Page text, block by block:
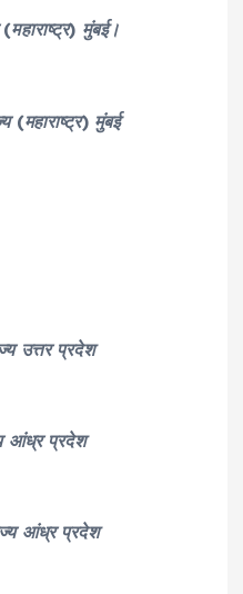
मुंबई।
(महाराष्ट्र) मुंबई
उत्तर प्रदेश
आंध्र प्रदेश
आंध्र प्रदेश